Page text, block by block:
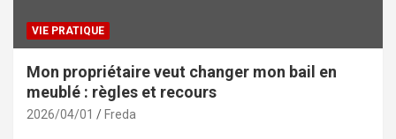
VIE PRATIQUE
Mon propriétaire veut changer mon bail en
meublé : règles et recours
2026/04/01 Freda